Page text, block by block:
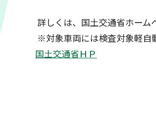
詳しくは、国土交通省ホーム
※対象車両には検査対象軽自
国土交通省ＨＰ